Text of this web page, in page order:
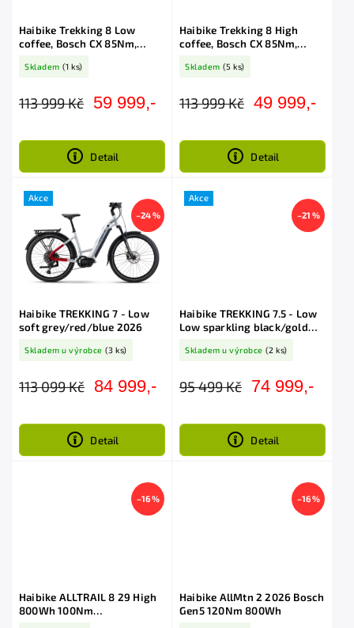
Haibike Trekking 8 Low
coffee, Bosch CX 85Nm,
Skladem (1 ks)
113 999 Kč 59 999,-
Detail
Haibike Trekking 8 High
coffee, Bosch CX 85Nm,
Skladem (5 ks)
113 999 Kč 49 999,-
Detail
Akce
–24 %
Haibike TREKKING 7 - Low
soft grey/red/blue 2026
Skladem u výrobce (3 ks)
113 099 Kč 84 999,-
Detail
Akce
–21 %
Haibike TREKKING 7.5 - Low
Low sparkling black/gold
Skladem u výrobce (2 ks)
95 499 Kč 74 999,-
Detail
–16 %
Haibike ALLTRAIL 8 29 High
800Wh 100Nm
–16 %
Haibike AllMtn 2 2026 Bosch
Gen5 120Nm 800Wh